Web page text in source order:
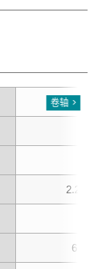
2.2
6.23
卷轴